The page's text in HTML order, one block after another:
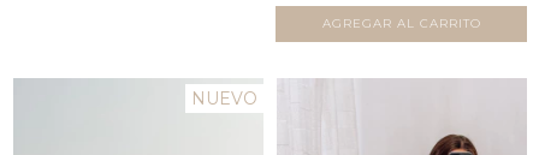
AGREGAR AL CARRITO
NUEVO